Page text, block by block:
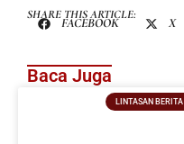
SHARE THIS ARTICLE:
FACEBOOK X
Baca Juga
LINTASAN BERITA